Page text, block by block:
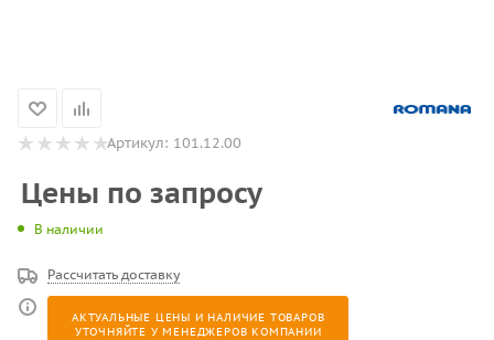
Артикул: 101.12.00
Цены по запросу
В наличии
Рассчитать доставку
АКТУАЛЬНЫЕ ЦЕНЫ И НАЛИЧИЕ ТОВАРОВ
УТОЧНЯЙТЕ У МЕНЕДЖЕРОВ КОМПАНИИ